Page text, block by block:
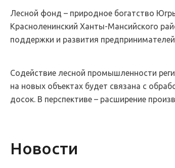
Лесной фонд – природное богатство
Красноленинский Ханты-Мансийского
поддержки и развития
Содействие лесной промышленности
на новых объектах будет связана с
досок. В перспективе – расширение
Новости